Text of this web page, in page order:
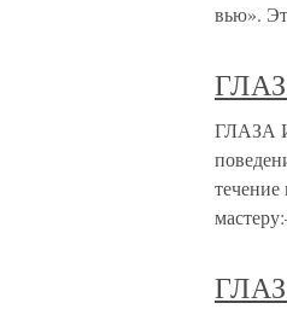
вью».
ГЛАЗА